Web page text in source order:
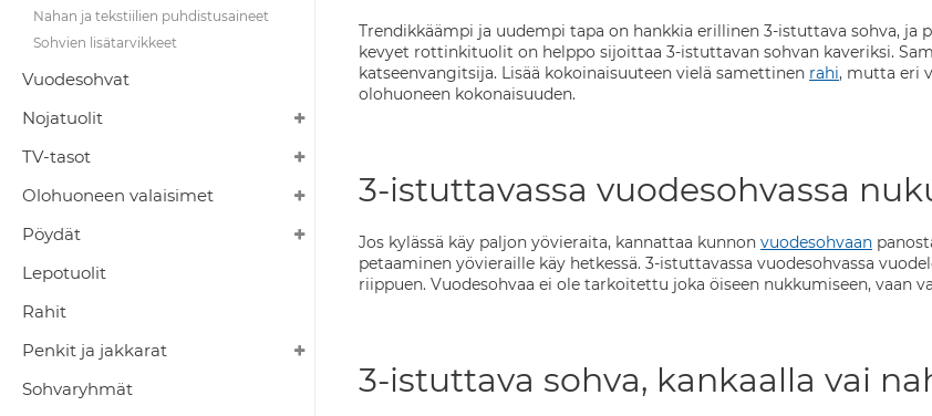
Nahan ja tekstiilien puhdistusaineet
Sohvien lisätarvikkeet
Vuodesohvat
Nojatuolit
TV-tasot
Olohuoneen valaisimet
Pöydät
Lepotuolit
Rahit
Penkit ja jakkarat
Sohvaryhmät
Trendikkäämpi ja uudempi tapa on hankkia erillinen 3-istuttava sohva, ja
kevyet rottinkituolit on helppo sijoittaa 3-istuttavan sohvan kaveriksi.
katseenvangitsija. Lisää kokoinaisuuteen vielä samettinen rahi, mutta eri
olohuoneen kokonaisuuden.
3-istuttavassa vuodesohvassa
Jos kylässä käy paljon yövieraita, kannattaa kunnon vuodesohvaan
petaaminen yövieraille käy hetkessä. 3-istuttavassa vuodesohvassa
riippuen. Vuodesohvaa ei ole tarkoitettu joka öiseen nukkumiseen, vaan
3-istuttava sohva, kankaalla vai